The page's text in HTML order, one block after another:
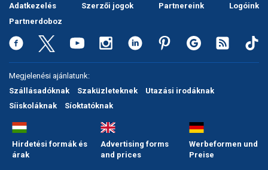
Adatkezelés
Szerzői jogok Partnereink
Logóink
Partnerdoboz
Megjelenési ajánlatunk:
Szállásadóknak
Szaküzleteknek
Utazási irodáknak
Síiskoláknak
Síoktatóknak
Hirdetési formák és
árak
Advertising forms
and prices
Werbeformen und
Preise